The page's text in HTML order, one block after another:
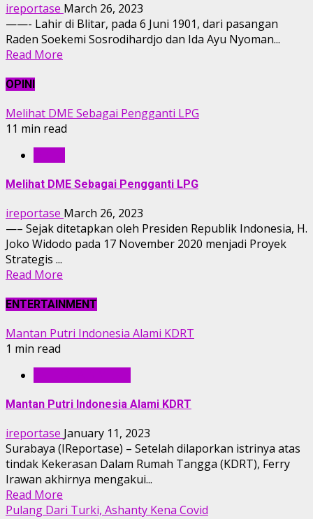
ireportase March 26, 2023
——- Lahir di Blitar, pada 6 Juni 1901, dari pasangan
Raden Soekemi Sosrodihardjo dan Ida Ayu Nyoman...
Read More
OPINI
Melihat DME Sebagai Pengganti LPG
11 min read
Melihat DME Sebagai Pengganti LPG
ireportase March 26, 2023
—– Sejak ditetapkan oleh Presiden Republik Indonesia, H.
Joko Widodo pada 17 November 2020 menjadi Proyek
Strategis ...
Read More
ENTERTAINMENT
Mantan Putri Indonesia Alami KDRT
1 min read
Mantan Putri Indonesia Alami KDRT
ireportase January 11, 2023
Surabaya (IReportase) – Setelah dilaporkan istrinya atas
tindak Kekerasan Dalam Rumah Tangga (KDRT), Ferry
Irawan akhirnya mengakui...
Read More
Pulang Dari Turki, Ashanty Kena Covid